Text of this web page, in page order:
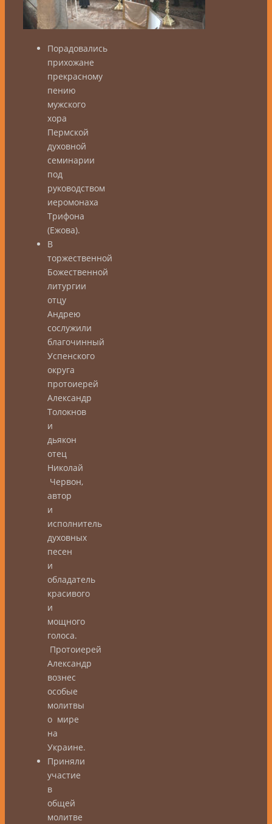
Порадовались
прихожане
прекрасному
пению
мужского
хора
Пермской
духовной
семинарии
под
руководством
иеромонаха
Трифона
(Ежова).
В
торжественной
Божественной
литургии
отцу
Андрею
сослужили
благочинный
Успенского
округа
протоиерей
Александр
Толокнов
и
дьякон
отец
Николай
Червон,
автор
и
исполнитель
духовных
песен
и
обладатель
красивого
и
мощного
голоса.
Протоиерей
Александр
вознес
особые
молитвы
о мире
на
Украине.
Приняли
участие
в
общей
молитве